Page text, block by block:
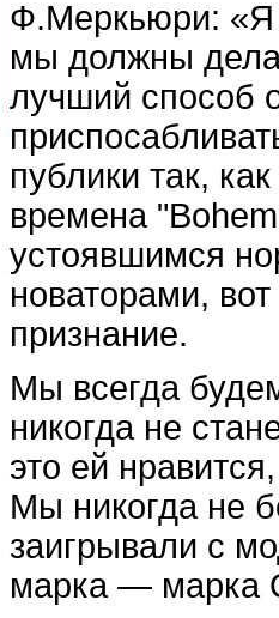
Ф.Меркьюри: «Я
мы должны
лучший способ
публики так,
времена
устоявшимся
новаторами,
признание.
Мы всегда
никогда не
это ей
Мы никогда не
заигрывали с
марка — марка